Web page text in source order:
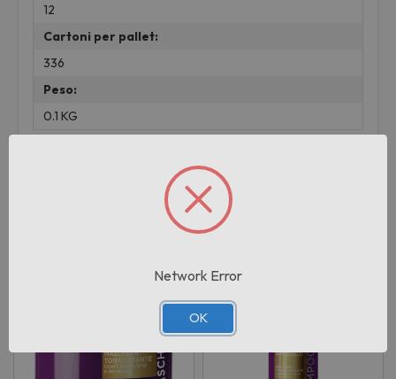
12
Cartoni per pallet:
336
Peso:
0.1 KG
Prodotti correlati
Network Error
OK